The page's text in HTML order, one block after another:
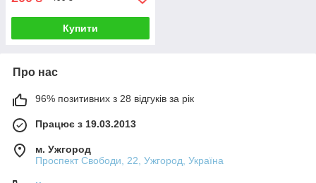
Купити
Про нас
96% позитивних з 28 відгуків за рік
Працює з 19.03.2013
м. Ужгород
Проспект Свободи, 22, Ужгород, Україна